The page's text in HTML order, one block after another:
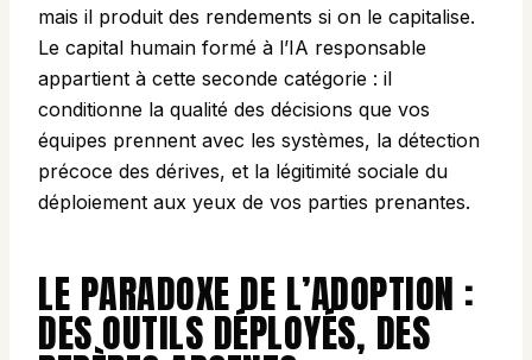
mais il produit des rendements si on le capitalise.
Le capital humain formé à l’IA responsable
appartient à cette seconde catégorie : il
conditionne la qualité des décisions que vos
équipes prennent avec les systèmes, la détection
précoce des dérives, et la légitimité sociale du
déploiement aux yeux de vos parties prenantes.
LE PARADOXE DE L’ADOPTION :
DES OUTILS DÉPLOYÉS, DES